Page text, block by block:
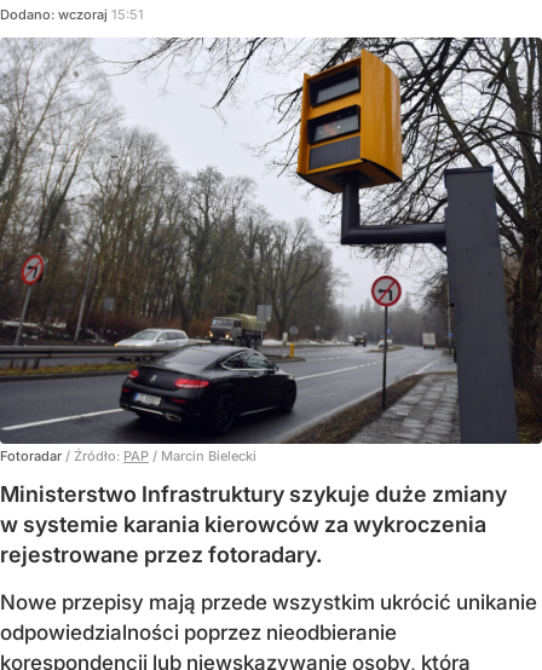
Dodano: wczoraj 15:51
Fotoradar / Źródło: PAP / Marcin Bielecki
Ministerstwo Infrastruktury szykuje duże zmiany
w systemie karania kierowców za wykroczenia
rejestrowane przez fotoradary.
Nowe przepisy mają przede wszystkim ukrócić unikanie
odpowiedzialności poprzez nieodbieranie
korespondencji lub niewskazywanie osoby, która